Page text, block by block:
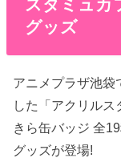
スタミュカ
グッズ
アニメプラザ池袋
した「アクリル
きら缶バッジ 全
グッズが登場!